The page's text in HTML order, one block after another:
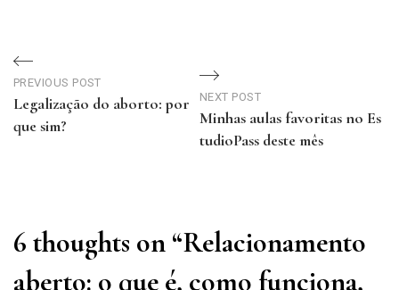
Navegação
de
Post
PREVIOUS POST
Legalização do aborto: por
que sim?
NEXT POST
Minhas aulas favoritas no Es
tudioPass deste mês
6 thoughts on “Relacionamento
aberto: o que é, como funciona,